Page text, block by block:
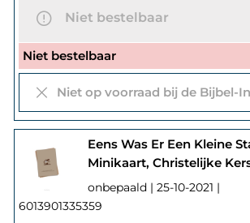
Niet bestelbaar
Niet bestelbaar
Niet op voorraad bij de Bijbel-In
Minikaart, Christelijke
onbepaald | 25-10-2021 |
6013901335359